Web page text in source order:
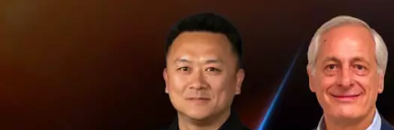
ภาวะนี้มักเกิด
แต่ละวัน คนที่ก
ทบต่อผู้อื่น หรื